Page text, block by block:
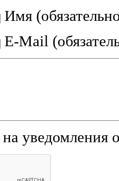
Имя
E-Mail
на уведомления